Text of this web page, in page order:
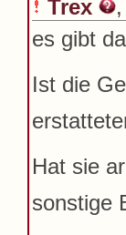
Trex
es gibt
Ist die
Hat sie
sonstige